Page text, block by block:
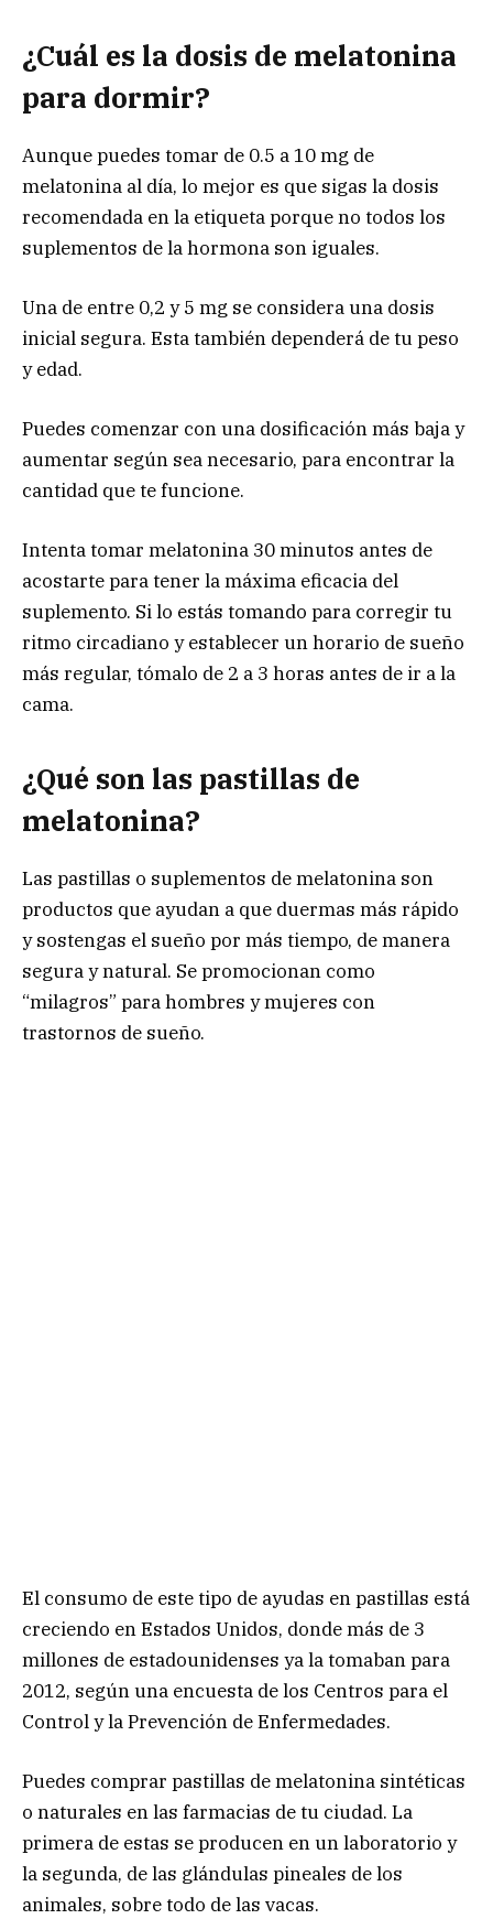
¿Cuál es la dosis de melatonina
para dormir?
Aunque puedes tomar de 0.5 a 10 mg de
melatonina al día, lo mejor es que sigas la dosis
recomendada en la etiqueta porque no todos los
suplementos de la hormona son iguales.
Una de entre 0,2 y 5 mg se considera una dosis
inicial segura. Esta también dependerá de tu peso
y edad.
Puedes comenzar con una dosificación más baja y
aumentar según sea necesario, para encontrar la
cantidad que te funcione.
Intenta tomar melatonina 30 minutos antes de
acostarte para tener la máxima eficacia del
suplemento. Si lo estás tomando para corregir tu
ritmo circadiano y establecer un horario de sueño
más regular, tómalo de 2 a 3 horas antes de ir a la
cama.
¿Qué son las pastillas de
melatonina?
Las pastillas o suplementos de melatonina son
productos que ayudan a que duermas más rápido
y sostengas el sueño por más tiempo, de manera
segura y natural. Se promocionan como
“milagros” para hombres y mujeres con
trastornos de sueño.
El consumo de este tipo de ayudas en pastillas está
creciendo en Estados Unidos, donde más de 3
millones de estadounidenses ya la tomaban para
2012, según una encuesta de los Centros para el
Control y la Prevención de Enfermedades.
Puedes comprar pastillas de melatonina sintéticas
o naturales en las farmacias de tu ciudad. La
primera de estas se producen en un laboratorio y
la segunda, de las glándulas pineales de los
animales, sobre todo de las vacas.